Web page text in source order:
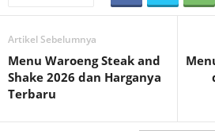
Artikel Sebelumnya
Menu Waroeng Steak and
Shake 2026 dan Harganya
Terbaru